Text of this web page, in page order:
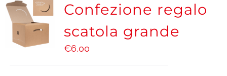
Confezione regalo
scatola grande
€6,00